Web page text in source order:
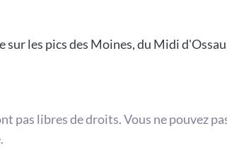
les pics des Moines, du Midi
pas libres de droits. Vous ne pouvez